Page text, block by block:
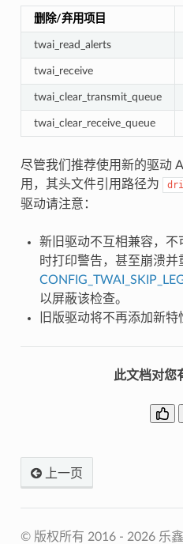
删除/弃用项目
twai_read_alerts
twai_receive
twai_clear_transmit_queue
twai_clear_receive_queue
尽管我们推荐使用新的驱动
用，其头文件引用路径为
驱动请注意：
新旧驱动不互相兼容，
时打印警告，甚至崩溃
以屏蔽该检查。
旧版驱动将不再添加新特
此文档对您
上一页
© 版权所有 2016 - 2026 乐